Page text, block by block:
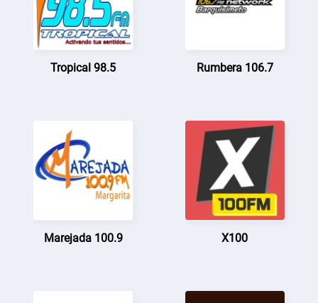
Tropical 98.5 Rumbera 106.7
Marejada 100.9 X100